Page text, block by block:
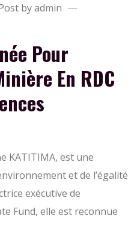
by admin
Pour
En RDC
KATITIMA, est une
et de l’égalité
exécutive de
Fund, elle est reconnue